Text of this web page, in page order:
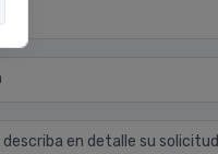
en detalle su solicitud